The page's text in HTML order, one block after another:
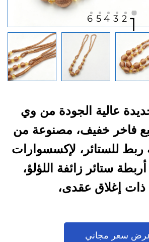
1
2
3
4
5
6
عالية الجودة من وي
فاخر خفيف، مصنوعة من
ربط للستائر، لإكسسوارات
ستائر زائفة اللؤلؤ،
ذات إغلاق عقدى،
سعر مجاني